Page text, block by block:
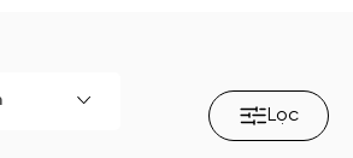
Lọc